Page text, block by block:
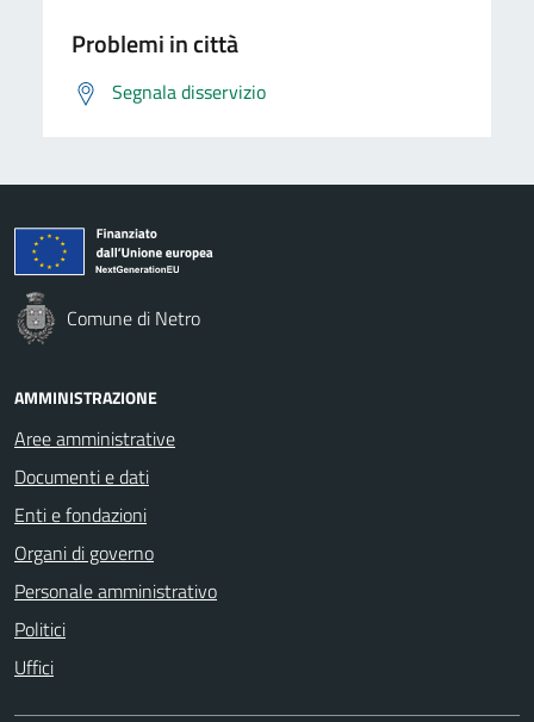
Problemi in città
Segnala disservizio
Comune di Netro
AMMINISTRAZIONE
Aree amministrative
Documenti e dati
Enti e fondazioni
Organi di governo
Personale amministrativo
Politici
Uffici